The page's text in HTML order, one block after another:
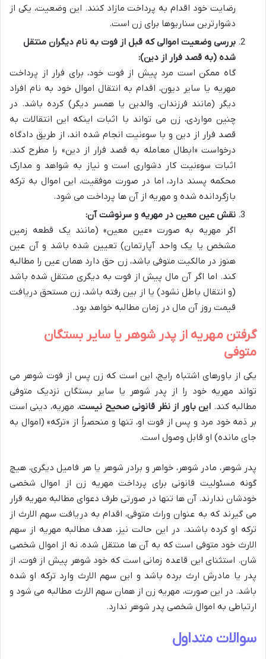
رضایت خود اقدام به پرداخت مازاد کنند. این وضعیت، یکی از
دشوارترین سناریوها برای زن است.
بررسی وضعیت اموالی که قبل از فوت به نام دیگران منتقل
شده (به قصد فرار از دین):
گاه ممکن است مرد پیش از فوت خود، برای فرار از پرداخت
مهریه یا سایر دیون، اقدام به انتقال اموال خود به نام افراد
دیگر (مانند فرزندان، والدین یا همسر دیگر) کرده باشد. در
چنین مواردی، زن می تواند با اثبات اینکه این انتقالات به
قصد فرار از دین و با سوءنیت انجام شده اند، از طریق دادگاه
درخواست «ابطال معامله به قصد فرار از دین» را مطرح کند.
اثبات سوءنیت کار دشواری است و نیاز به شواهد و مدارک
محکمه پسند دارد، اما در صورت موفقیت، این اموال به ترکه
بازگردانده شده و مهریه از آن ها پرداخت می شود.
نقش عین معین در مهریه و سرنوشت آن:
اگر مهریه به صورت «عین معین» (مانند یک قطعه زمین
مشخص یا یک واحد آپارتمان) تعیین شده باشد و آن عین
هنوز در مالکیت متوفی باشد، زن حق دارد همان عین را مطالبه
کند. اما اگر آن مال پیش از فوت به دیگری منتقل شده باشد
(و انتقال باطل نشود) یا از بین رفته باشد، زن مستحق دریافت
قیمت روز آن مال در زمان مطالبه خواهد بود.
گرفتن مهریه از پدر شوهر یا سایر بستگان
متوفی
یکی از باورهای اشتباه رایج، این است که زن پس از فوت شوهر می
تواند مهریه خود را از پدر شوهر یا سایر بستگان نزدیک متوفی
مطالبه کند. این باور از نظر قانونی صحیح نیست. مهریه، دینی است
بر ذمه خود مرد و پس از فوت او، تنها و منحصراً از «ترکه» (اموال به
جای مانده) او قابل وصول است.
پدر شوهر، مادر شوهر، خواهر و برادر شوهر یا هر فامیل دیگری، هیچ
گونه مسئولیت قانونی برای پرداخت مهریه زن از اموال شخصی
خودشان ندارند. آن ها تنها در صورتی طرف دعوای مطالبه مهریه قرار
می گیرند که به عنوان وراث متوفی، اقدام به دریافت سهم الارث از
ترکه او کرده باشند. در این حالت نیز، هدف مطالبه مهریه از سهم
الارث خود متوفی است که به آن ها منتقل شده، نه از اموال شخصی
شان. استثنای این قاعده زمانی است که خود شوهر پیش از فوت، از
پدر یا مادرش ارث برده باشد و این سهم الارث وارد ترکه او شده
باشد. در این صورت، مهریه زن از همان سهم الارث مطالبه می شود و
ارتباطی به اموال شخصی پدر شوهر ندارد.
سوالات متداول